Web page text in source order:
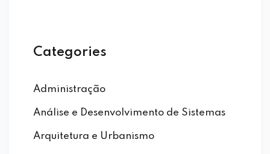
Categories
Administração
Análise e Desenvolvimento de Sistemas
Arquitetura e Urbanismo